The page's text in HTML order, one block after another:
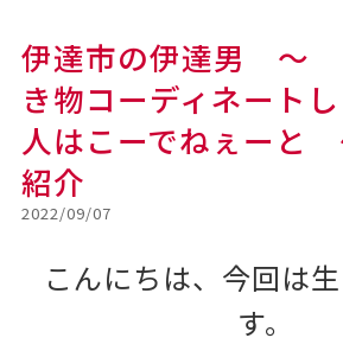
伊達市の伊達男 ～
き物コーディネート
人はこーでねぇー
紹介
2022/09/07
こんにちは、今回は
す。